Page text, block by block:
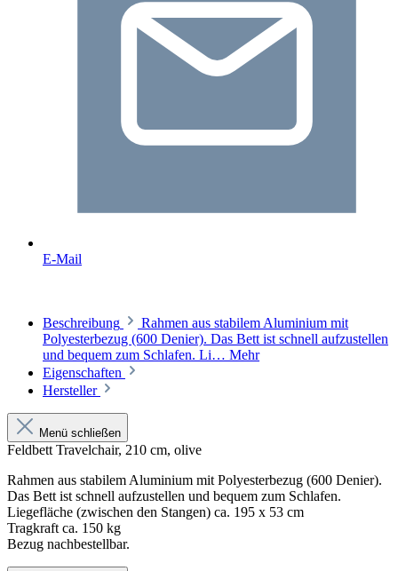
E-Mail
Beschreibung
Rahmen aus stabilem Aluminium mit
Polyesterbezug (600 Denier). Das Bett ist schnell aufzustellen
und bequem zum Schlafen. Li… Mehr
Eigenschaften
Hersteller
Menü schließen
Feldbett Travelchair, 210 cm, olive
Rahmen aus stabilem Aluminium mit Polyesterbezug (600 Denier).
Das Bett ist schnell aufzustellen und bequem zum Schlafen.
Liegefläche (zwischen den Stangen) ca. 195 x 53 cm
Tragkraft ca. 150 kg
Bezug nachbestellbar.